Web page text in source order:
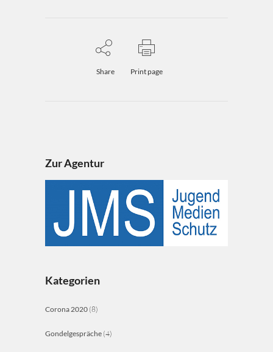
Share Print page
Zur Agentur
Kategorien
Corona 2020 (8)
Gondelgespräche (4)